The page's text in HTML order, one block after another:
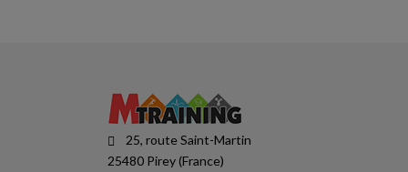
25, route Saint-Martin
25480 Pirey (France)